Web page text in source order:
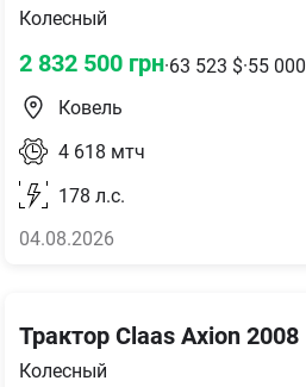
Колесный
2 832 500 грн·63 523 $·55 000
Ковель
4 618 мтч
178 л.с.
04.08.2026
Трактор Claas Axion 2008
Колесный